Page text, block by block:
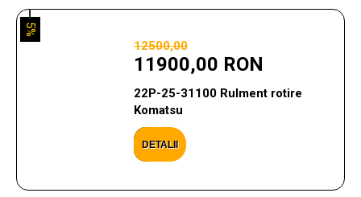
12500,00
11900,00 RON
22P-25-31100 Rulment rotire
Komatsu
DETALII
5%